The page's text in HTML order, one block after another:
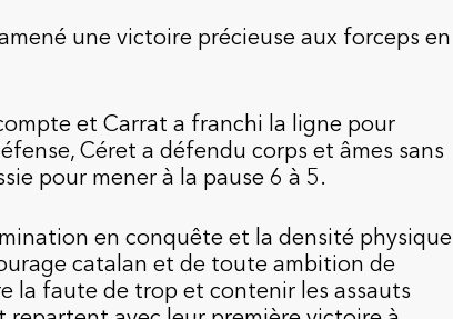
une victoire précieuse aux forceps en
et Carrat a franchi la ligne pour
Céret a défendu corps et âmes sans
pour mener à la pause 6 à 5.
en conquête et la densité physique
catalan et de toute ambition de
la faute de trop et contenir les assauts